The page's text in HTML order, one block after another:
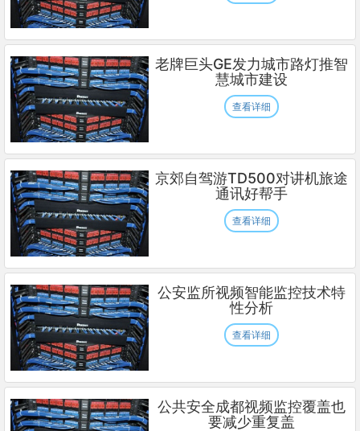
老牌巨头GE发力城市路灯推智
慧城市建设
查看详细
京郊自驾游TD500对讲机旅途
通讯好帮手
查看详细
公安监所视频智能监控技术特
性分析
查看详细
公共安全成都视频监控覆盖也
要减少重复盖